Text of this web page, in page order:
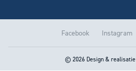
Facebook Instagram
© 2026 Design & realisatie